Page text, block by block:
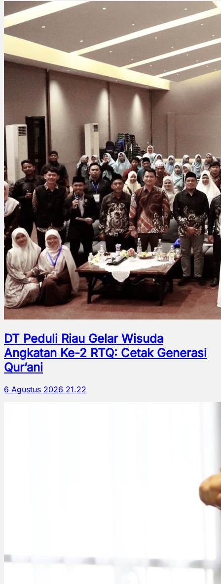
DT Peduli Riau Gelar Wisuda
Angkatan Ke-2 RTQ: Cetak Generasi
Qur’ani
6 Agustus 2026 21.22